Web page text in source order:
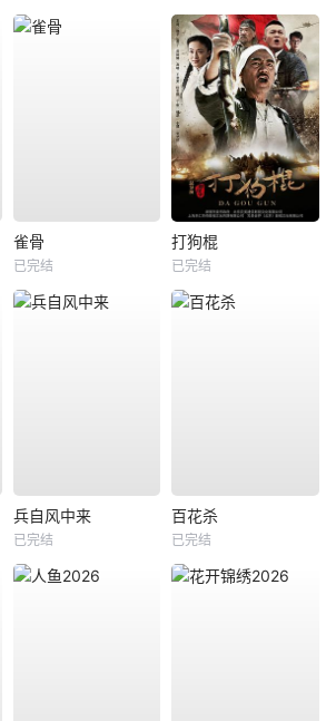
雀骨
已完结
打狗棍
已完结
兵自风中来
已完结
百花杀
已完结